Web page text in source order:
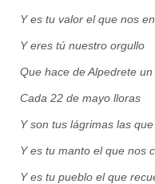
Y es tu valor el que nos
Y eres tú nuestro orgullo
Que hace de Alpedrete un
Cada 22 de mayo lloras
Y son tus lágrimas las
Y es tu manto el que nos
Y es tu pueblo el que